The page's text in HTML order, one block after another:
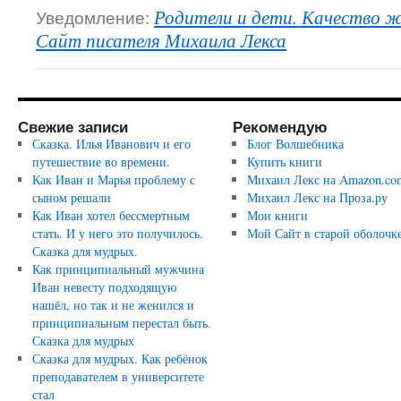
Уведомление: Родители и дети. Качество
Сайт писателя Михаила Лекса
Свежие записи
Сказка. Илья Иванович и его
путешествие во времени.
Как Иван и Марья проблему с
сыном решали
Как Иван хотел бессмертным
стать. И у него это получилось.
Сказка для мудрых.
Как принципиальный мужчина
Иван невесту подходящую
нашёл, но так и не женился и
принципиальным перестал быть.
Сказка для мудрых
Сказка для мудрых. Как ребёнок
преподавателем в университете
стал
Рекомендую
Блог Волшебника
Купить книги
Михаил Лекс на
Михаил Лекс на Проза.ру
Мои книги
Мой Сайт в старой